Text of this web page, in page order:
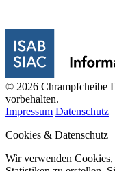
© 2026 Chrampfcheibe
vorbehalten.
Impressum Datenschutz
Cookies & Datenschutz
Wir verwenden Cookies,